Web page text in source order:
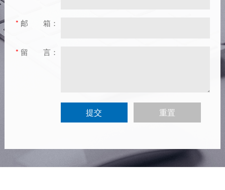
* 邮 箱：
* 留 言：